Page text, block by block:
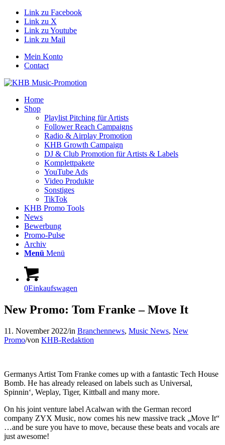
Link zu Facebook
Link zu X
Link zu Youtube
Link zu Mail
Mein Konto
Contact
Home
Shop
Playlist Pitching für Artists
Follower Reach Campaigns
Radio & Airplay Promotion
KHB Growth Campaign
DJ & Club Promotion für Artists & Labels
Komplettpakete
YouTube Ads
Video Produkte
Sonstiges
TikTok
KHB Promo Tools
News
Bewerbung
Promo-Pulse
Archiv
Menü Menü
0Einkaufswagen
New Promo: Tom Franke – Move It
11. November 2022/in Branchennews, Music News, New
Promo/von KHB-Redaktion
Germanys Artist Tom Franke comes up with a fantastic Tech House
Bomb. He has already released on labels such as Universal,
Spinnin‘, Weplay, Tiger, Kittball and many more.
On his joint venture label Acalwan with the German record
company ZYX Music, now comes his new massive track „Move It“
…and be sure you have to move, because these beats and vocals are
just awesome!